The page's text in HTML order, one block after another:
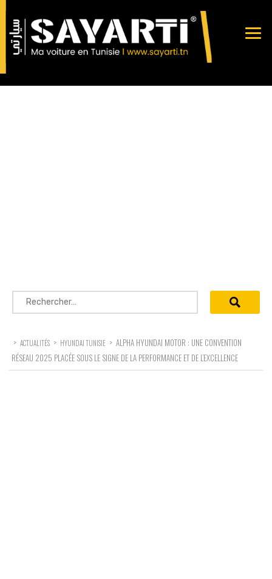
Rechercher :
> ACTUALITÉS > HYUNDAI TUNISIE > ALPHA HYUNDAI MOTOR : UNE CONVENTION
RÉSEAU 2025 PLACÉE SOUS LE SIGNE DE LA PERFORMANCE ET DE L’EXCELLENCE